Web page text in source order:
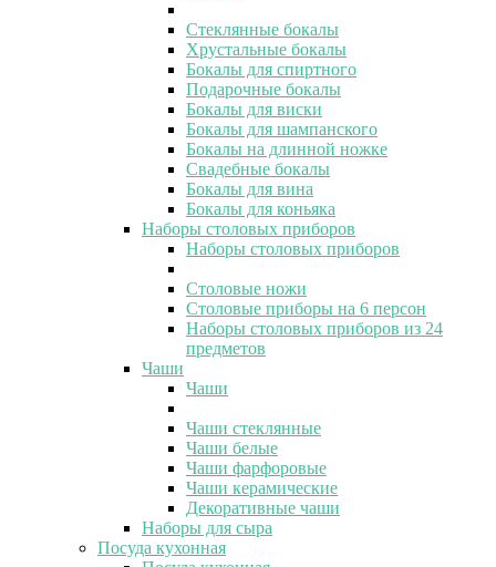
Стеклянные бокалы
Хрустальные бокалы
Бокалы для спиртного
Подарочные бокалы
Бокалы для виски
Бокалы для шампанского
Бокалы на длинной ножке
Свадебные бокалы
Бокалы для вина
Бокалы для коньяка
Наборы столовых приборов
Наборы столовых приборов
Столовые ножи
Столовые приборы на 6 персон
Наборы столовых приборов из 24
предметов
Чаши
Чаши
Чаши стеклянные
Чаши белые
Чаши фарфоровые
Чаши керамические
Декоративные чаши
Наборы для сыра
Посуда кухонная